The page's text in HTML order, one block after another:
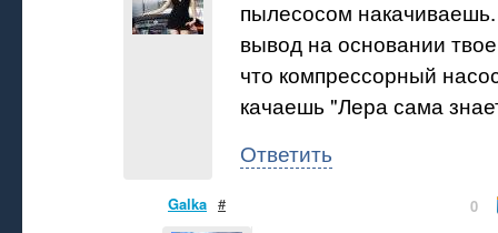
пылесосом
вывод на основании
что компрессорный
качаешь "Лера сама
Ответить
Galka # 0